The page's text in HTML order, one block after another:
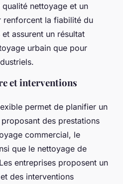
nettoyage et un
renforcent la fiabilité du
assurent un résultat
urbain que pour
et interventions
permet de planifier un
proposant des prestations
commercial, le
que le nettoyage de
entreprises proposent un
des interventions